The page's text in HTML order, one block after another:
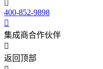
400-852-9898
集成商合作伙伴
返回顶部